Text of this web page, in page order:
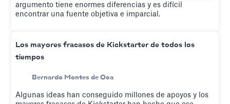
argumento tiene enormes diferencias y es difícil
encontrar una fuente objetiva e imparcial.
Los mayores fracasos de Kickstarter de todos los
tiempos
Bernardo Montes de Oca
Algunas ideas han conseguido millones de apoyos y los